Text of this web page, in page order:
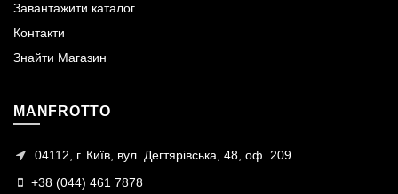
Завантажити каталог
Контакти
Знайти Магазин
MANFROTTO
04112, г. Київ, вул. Дегтярівська, 48, оф. 209
+38 (044) 461 7878